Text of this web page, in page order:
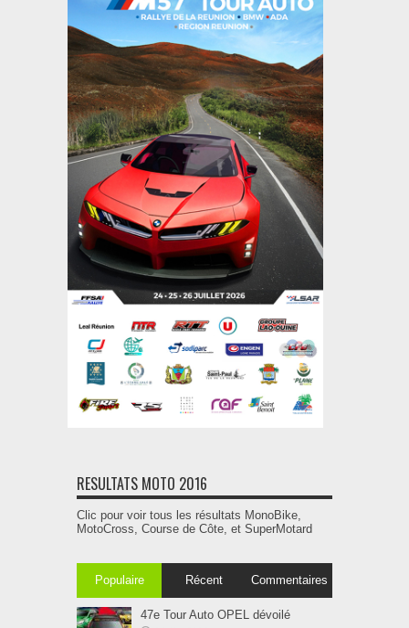
RESULTATS MOTO 2016
Clic pour voir tous les résultats MonoBike,
MotoCross, Course de Côte, et SuperMotard
Populaire Récent Commentaires
47e Tour Auto OPEL dévoilé